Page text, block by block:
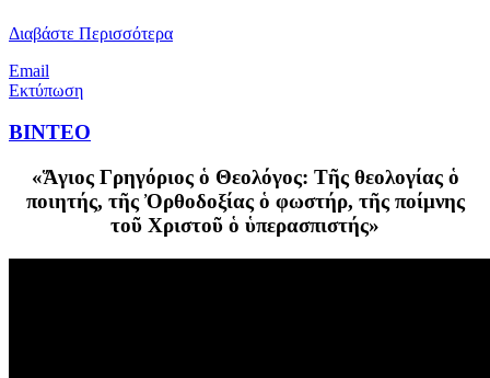
Διαβάστε Περισσότερα
Email
Εκτύπωση
ΒΙΝΤΕΟ
«Ἅγιος Γρηγόριος ὁ Θεολόγος: Τῆς θεολογίας ὁ
ποιητής, τῆς Ὀρθοδοξίας ὁ φωστήρ, τῆς ποίμνης
τοῦ Χριστοῦ ὁ ὑπερασπιστής»